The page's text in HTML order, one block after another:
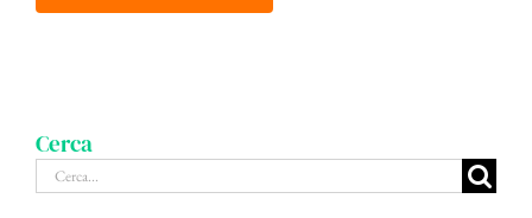
Cerca
Cerca
per: